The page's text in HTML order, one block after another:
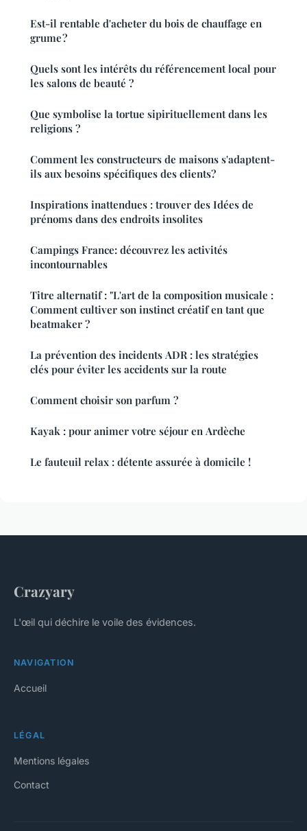
Est-il rentable d'acheter du bois de chauffage en
grume ?
Quels sont les intérêts du référencement local pour
les salons de beauté ?
Que symbolise la tortue sipirituellement dans les
religions ?
Comment les constructeurs de maisons s'adaptent-
ils aux besoins spécifiques des clients?
Inspirations inattendues : trouver des Idées de
prénoms dans des endroits insolites
Campings France: découvrez les activités
incontournables
Titre alternatif : "L'art de la composition musicale :
Comment cultiver son instinct créatif en tant que
beatmaker ?
La prévention des incidents ADR : les stratégies
clés pour éviter les accidents sur la route
Comment choisir son parfum ?
Kayak : pour animer votre séjour en Ardèche
Le fauteuil relax : détente assurée à domicile !
Crazyary
L'œil qui déchire le voile des évidences.
NAVIGATION
Accueil
LÉGAL
Mentions légales
Contact